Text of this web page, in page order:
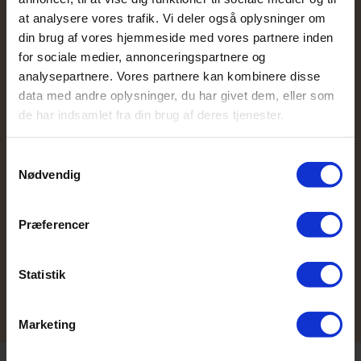
at analysere vores trafik. Vi deler også oplysninger om
din brug af vores hjemmeside med vores partnere inden
for sociale medier, annonceringspartnere og
analysepartnere. Vores partnere kan kombinere disse
data med andre oplysninger, du har givet dem, eller som
de har indsamlet fra din brug af deres tjenester.
Nødvendig
Præferencer
Statistik
Marketing
Hvis kunden gør indsigelser og nægter at
betale, f.eks. fordi kunden/skyldner mener, at
du ikke har leveret rettidigt, i rette kvalitet
eller lignende, kan problemet kun løses ved
en retssag.
kr., kan sagen løses lettere og billigere via
Hornskov,